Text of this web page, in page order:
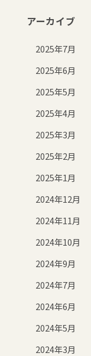
アーカイブ
2025年7月
2025年6月
2025年5月
2025年4月
2025年3月
2025年2月
2025年1月
2024年12月
2024年11月
2024年10月
2024年9月
2024年7月
2024年6月
2024年5月
2024年3月